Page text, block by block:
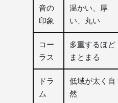
音の
印象
温かい、厚
い、丸い
コー
ラス
多重するほど
まとまる
ドラ
ム
低域が太く自
然